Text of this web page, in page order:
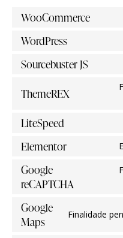
WooCommerce
WordPress
Sourcebuster JS
ThemeREX
LiteSpeed
Elementor
Google
reCAPTCHA
Google
Maps
Finalidade